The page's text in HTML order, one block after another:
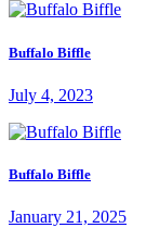
Buffalo Biffle
July 4, 2023
Buffalo Biffle
January 21, 2025